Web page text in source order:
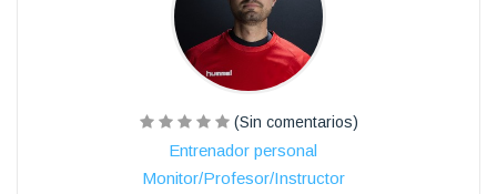
(Sin comentarios)
Entrenador personal
Monitor/Profesor/Instructor